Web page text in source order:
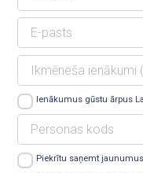
Ienākumus gūstu ārpus
Piekrītu saņemt